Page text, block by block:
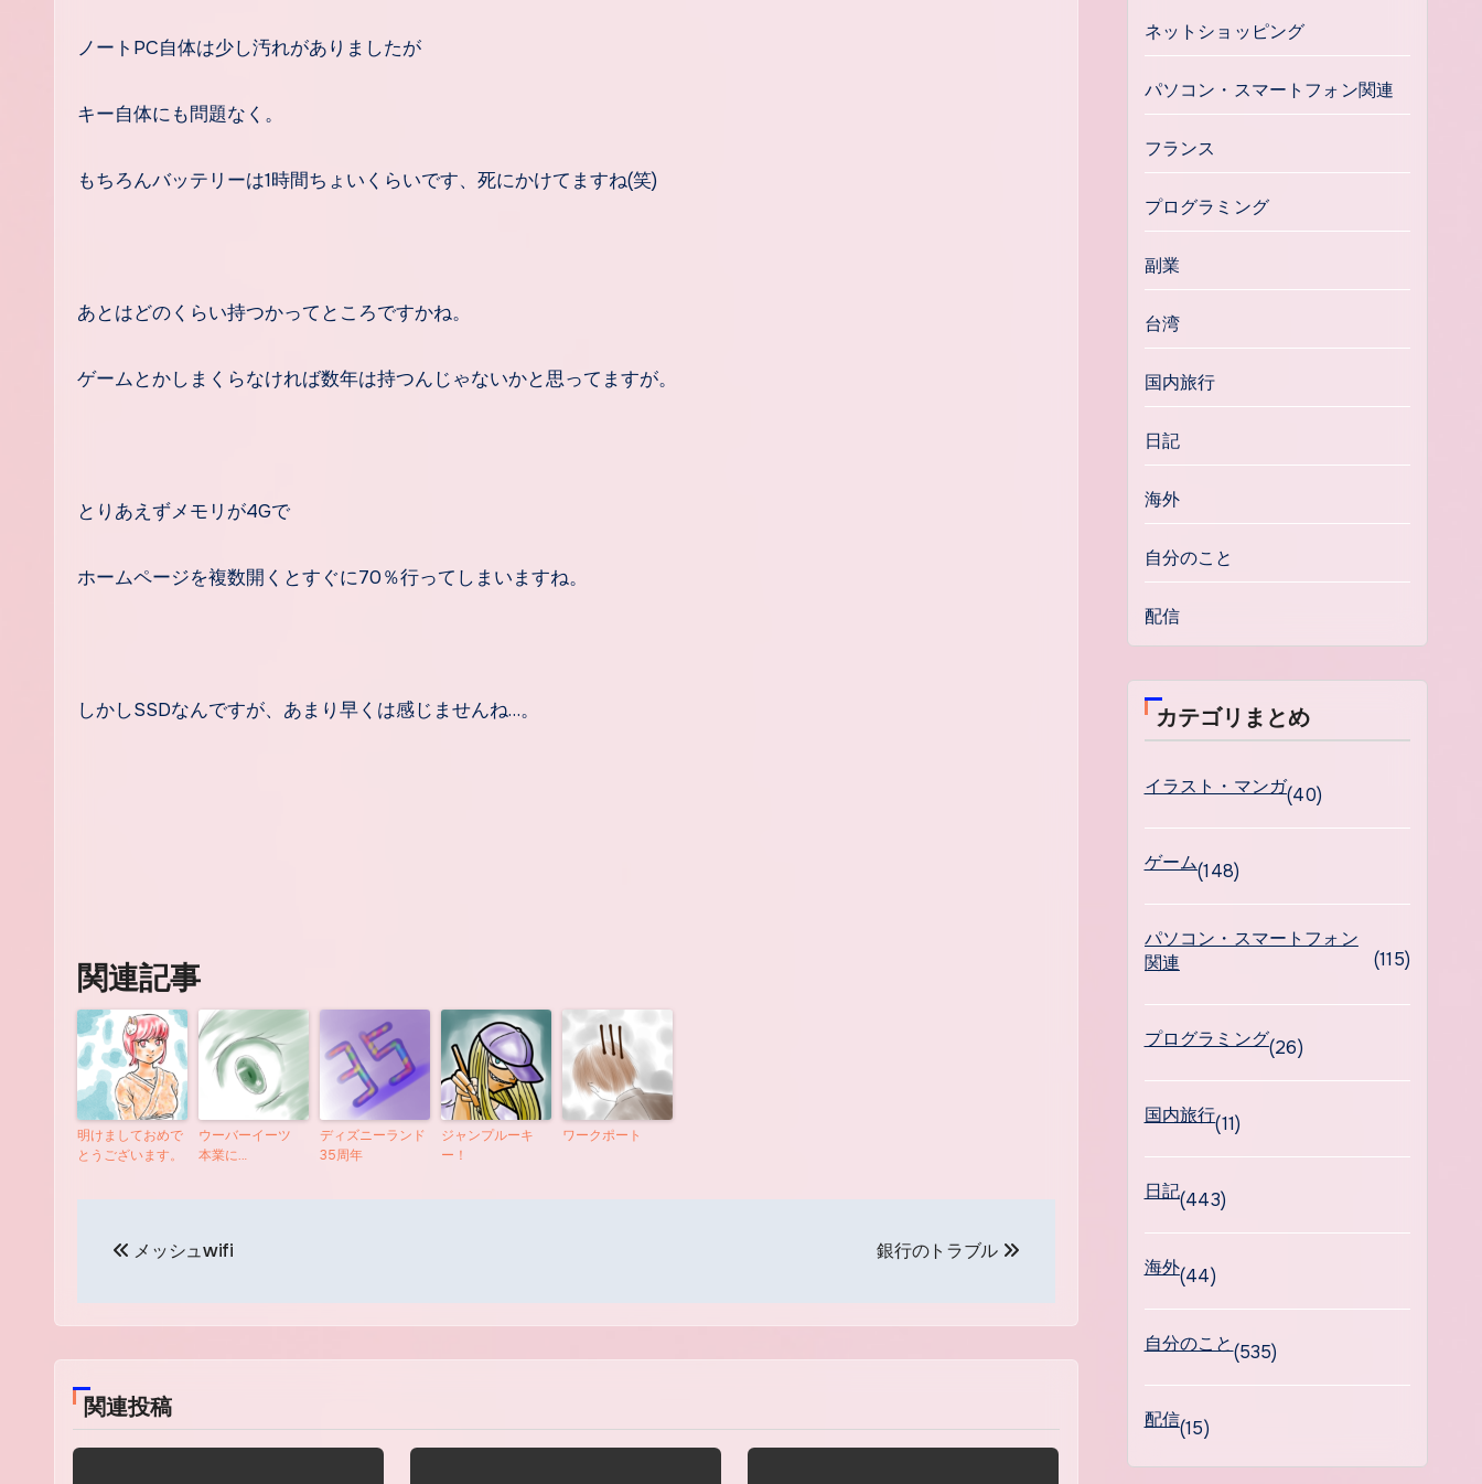
ノートPC自体は少し汚れがありましたが
キー自体にも問題なく。
もちろんバッテリーは1時間ちょいくらいです、死にかけてますね(笑)
あとはどのくらい持つかってところですかね。
ゲームとかしまくらなければ数年は持つんじゃないかと思ってますが。
とりあえずメモリが4Gで
ホームページを複数開くとすぐに70％行ってしまいますね。
しかしSSDなんですが、あまり早くは感じませんね…。
関連記事
明けましておめで
とうございます。
ウーバーイーツ
本業に…
ディズニーランド
35周年
ジャンプルーキ
ー！
ワークポート
ビ
ゲ
ー
メッシュwifi 銀行のトラブル
関連投稿
ネットショッピング
パソコン・スマートフォン関連
フランス
プログラミング
副業
台湾
国内旅行
日記
海外
自分のこと
配信
カテゴリまとめ
イラスト・マンガ(40)
ゲーム(148)
パソコン・スマートフォン
関連
(115)
プログラミング(26)
国内旅行(11)
日記(443)
海外(44)
自分のこと(535)
配信(15)